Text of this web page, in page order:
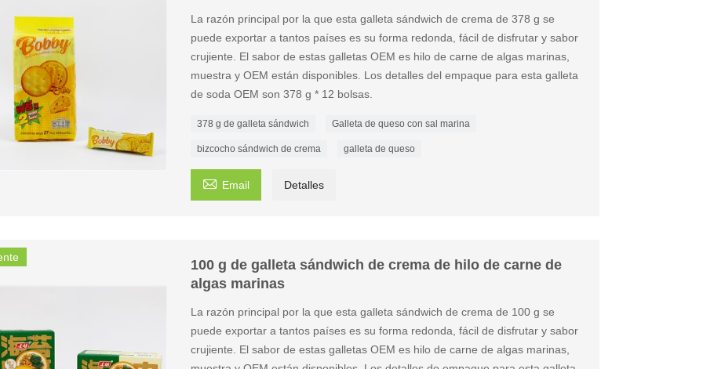
La razón principal por la que esta galleta sándwich de crema de 378 g se
puede exportar a tantos países es su forma redonda, fácil de disfrutar y sabor
crujiente. El sabor de estas galletas OEM es hilo de carne de algas marinas,
muestra y OEM están disponibles. Los detalles del empaque para esta galleta
de soda OEM son 378 g * 12 bolsas.
378 g de galleta sándwich Galleta de queso con sal marina
bizcocho sándwich de crema galleta de queso
 Email Detalles
100 g de galleta sándwich de crema de hilo de carne de
algas marinas
La razón principal por la que esta galleta sándwich de crema de 100 g se
puede exportar a tantos países es su forma redonda, fácil de disfrutar y sabor
crujiente. El sabor de estas galletas OEM es hilo de carne de algas marinas,